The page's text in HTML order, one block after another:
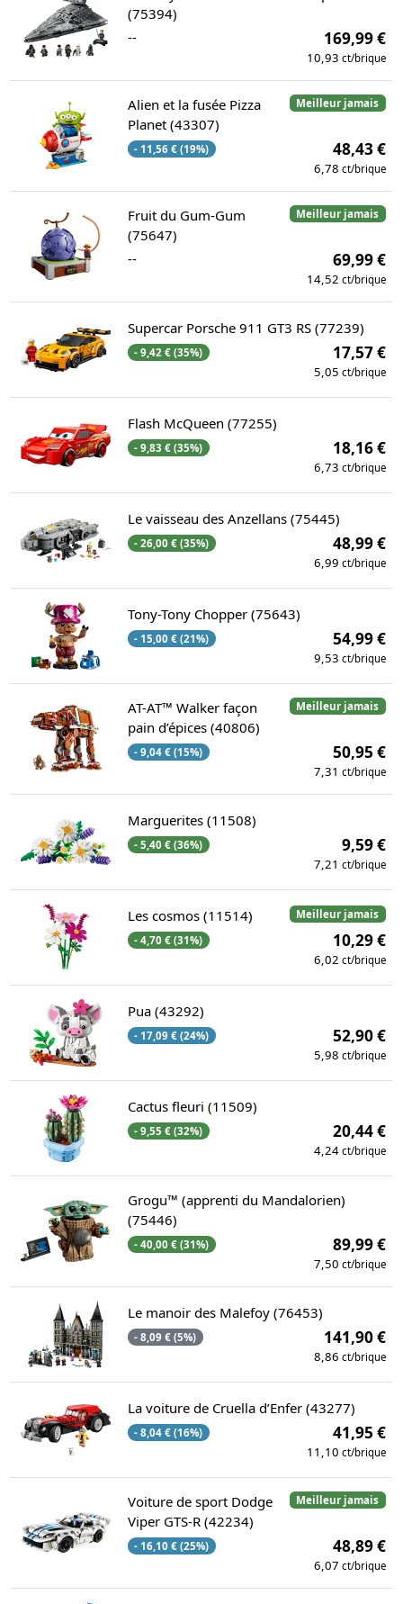
(75394)
--
169,99 €
10,93 ct/brique
Meilleur jamais
Alien et la fusée Pizza
Planet (43307)
- 11,56 € (19%) 48,43 €
6,78 ct/brique
Meilleur jamais
Fruit du Gum-Gum
(75647)
--
69,99 €
14,52 ct/brique
Supercar Porsche 911 GT3 RS (77239)
- 9,42 € (35%) 17,57 €
5,05 ct/brique
Flash McQueen (77255)
- 9,83 € (35%) 18,16 €
6,73 ct/brique
Le vaisseau des Anzellans (75445)
- 26,00 € (35%) 48,99 €
6,99 ct/brique
Tony-Tony Chopper (75643)
- 15,00 € (21%) 54,99 €
9,53 ct/brique
Meilleur jamais
AT-AT™ Walker façon
pain d’épices (40806)
- 9,04 € (15%) 50,95 €
7,31 ct/brique
Marguerites (11508)
- 5,40 € (36%) 9,59 €
7,21 ct/brique
Meilleur jamais
Les cosmos (11514)
- 4,70 € (31%) 10,29 €
6,02 ct/brique
Pua (43292)
- 17,09 € (24%) 52,90 €
5,98 ct/brique
Cactus fleuri (11509)
- 9,55 € (32%) 20,44 €
4,24 ct/brique
Grogu™ (apprenti du Mandalorien)
(75446)
- 40,00 € (31%) 89,99 €
7,50 ct/brique
Le manoir des Malefoy (76453)
- 8,09 € (5%) 141,90 €
8,86 ct/brique
La voiture de Cruella d’Enfer (43277)
- 8,04 € (16%) 41,95 €
11,10 ct/brique
Meilleur jamais
Voiture de sport Dodge
Viper GTS-R (42234)
- 16,10 € (25%) 48,89 €
6,07 ct/brique